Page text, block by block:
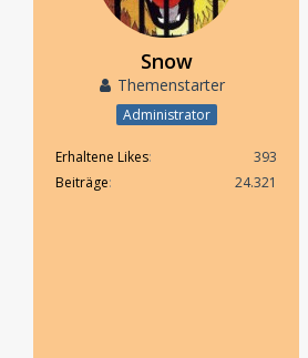
Snow
Themenstarter
Administrator
Erhaltene Likes
393
Beiträge
24.321